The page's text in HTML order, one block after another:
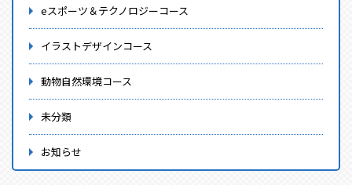
eスポーツ＆テクノロジーコース
イラストデザインコース
動物自然環境コース
未分類
お知らせ